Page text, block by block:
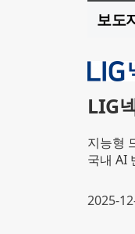
보도
LIG
지능형
국내 AI
2025-